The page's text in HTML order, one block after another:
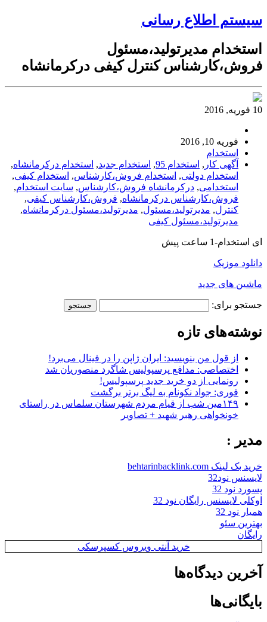
سیستم اطلاع رسانی
استخدام مدیرتولید،مسئول
فروش،کارشناس کنترل کیفی درکرمانشاه
10 فوریه, 2016
فوریه 10, 2016
استخدام
آگهی کار , استخدام 95 , استخدام جدید, استخدام درکرمانشاه,
استخدام دولتی, استخدام فروش،کارشناس, استخدام کیفی,
استخدامی, درکرمانشاه فروش،کارشناس, سایت استخدام,
فروش،کارشناس درکرمانشاه, فروش،کارشناس کیفی,
کنترل, مدیرتولید،مسئول, مدیرتولید،مسئول درکرمانشاه,
مدیرتولید،مسئول کیفی
ای استخدام-1 ساعت پیش
دانلود موزیک
ماشین های جدید
جستجو برای:
نوشته‌های تازه
از قول من بنویسید: ایران ژاپن را در فینال می‌برد!
اختصاصی: مدافع پرسپولیس شاگرد منصوریان شد
رونمایی از دو خرید جدید پرسپولیس!
فوری: جواد نکونام به لیگ برتر برگشت
۱۴۹مین شب از قیام مردم شهرستان سلماس در راستای
خونخواهی رهبر شهید + تصاویر
مدیر :
خرید بک لینک behtarinbacklink.com
لایسنس نود32
پسورد نود 32
اوکلی لایسنس رایگان نود 32
همیار نود 32
بهترین سئو
رایگان
خرید آنتی ویروس کسپرسکی
آخرین دیدگاه‌ها
بایگانی‌ها